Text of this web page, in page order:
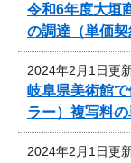
令和6年度大垣
の調達（単価
2024年2月1日更
岐阜県美術館
ラー）複写料
2024年2月1日更